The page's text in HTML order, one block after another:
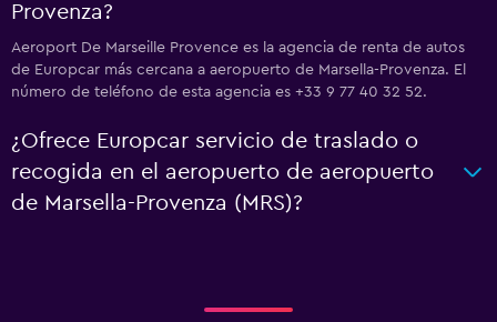
Provenza?
Aeroport De Marseille Provence es la agencia de renta de autos
de Europcar más cercana a aeropuerto de Marsella-Provenza. El
número de teléfono de esta agencia es +33 9 77 40 32 52.
¿Ofrece Europcar servicio de traslado o
recogida en el aeropuerto de aeropuerto
de Marsella-Provenza (MRS)?